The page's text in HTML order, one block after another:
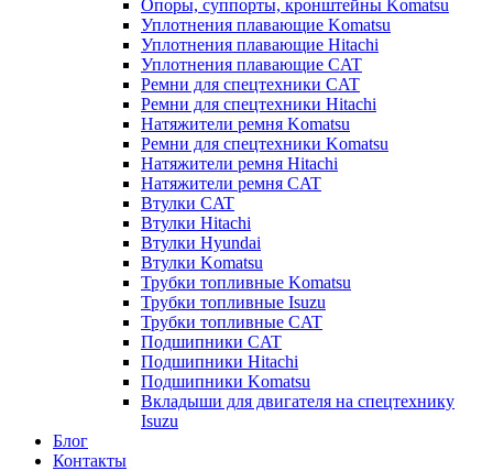
Опоры, суппорты, кронштейны Komatsu
Уплотнения плавающие Komatsu
Уплотнения плавающие Hitachi
Уплотнения плавающие CAT
Ремни для спецтехники CAT
Ремни для спецтехники Hitachi
Натяжители ремня Komatsu
Ремни для спецтехники Komatsu
Натяжители ремня Hitachi
Натяжители ремня CAT
Втулки CAT
Втулки Hitachi
Втулки Hyundai
Втулки Komatsu
Трубки топливные Komatsu
Трубки топливные Isuzu
Трубки топливные CAT
Подшипники CAT
Подшипники Hitachi
Подшипники Komatsu
Вкладыши для двигателя на спецтехнику
Isuzu
Блог
Контакты